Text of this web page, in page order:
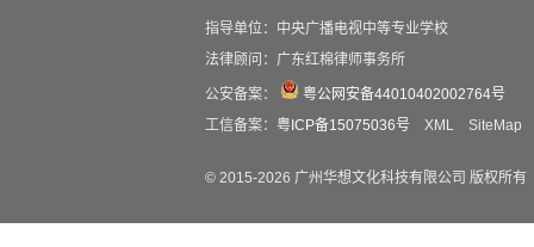
指导单位：中央广播电视中等专业学校
法律顾问：广东红棉律师事务所
公安备案：
粤公网安备44010402002764号
工信备案： 粤ICP备15075036号 XML SiteMap
© 2015-2026 广州华想文化科技有限公司 版权所有